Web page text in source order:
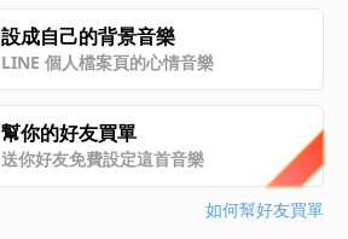
設成自己的背景音樂
LINE 個人檔案頁的心情音樂
幫你的好友買單
送你好友免費設定這首音樂
如何幫好友買單